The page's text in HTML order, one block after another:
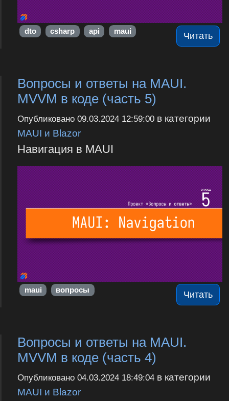
Читать
dto csharp api maui
Вопросы и ответы на MAUI.
MVVM в коде (часть 5)
Опубликовано 09.03.2024 12:59:00в категории
MAUI и Blazor
Навигация в MAUI
Читать
maui вопросы
Вопросы и ответы на MAUI.
MVVM в коде (часть 4)
Опубликовано 04.03.2024 18:49:04в категории
MAUI и Blazor